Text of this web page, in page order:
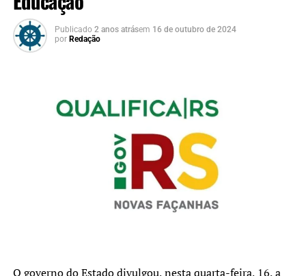
Publicado 2 anos atrásem 16 de outubro de 2024
por Redação
O governo do Estado divulgou, nesta quarta-feira, 16, a